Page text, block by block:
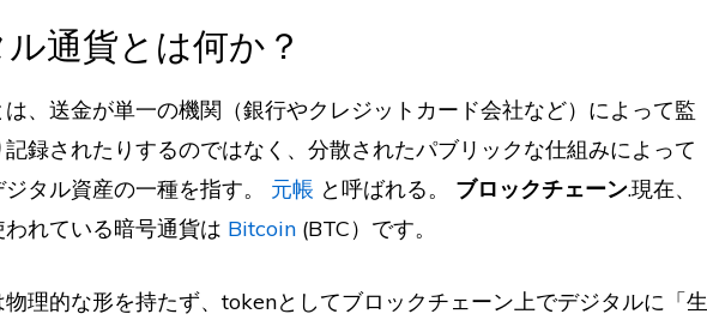
通貨とは何か？
、送金が単一の機関（銀行やクレジットカード会社など）によって監
録されたりするのではなく、分散されたパブリックな仕組みによって
タル資産の一種を指す。 元帳 と呼ばれる。 ブロックチェーン.現在、
れている暗号通貨は Bitcoin (BTC）です。
物理的な形を持たず、tokenとしてブロックチェーン上でデジタルに「生